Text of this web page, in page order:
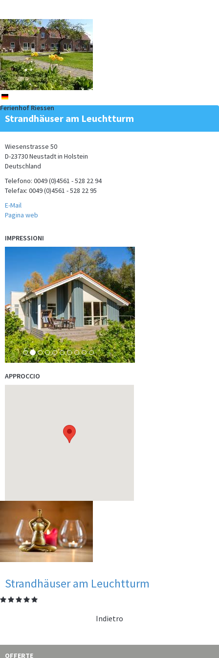
An einem der schönsten Strände der holländischer Nordseeküste
liegt Callantsoog.…mehr
Hunde lieben die Strände der Lübecker Bucht! Unsere maritimen
In der Nähe unseres Ferien am Meer-Partners, dem allseits
Ferien am Meer anders erleben. Eine der seltenen
Schiffsüberführungen sollten…mehr
So malte der berühmte Pieter Mondriaan die Mühle von Domburg.
Verbringen Sie…
mehr
de
Ferienhof Riessen
Strandhäuser am Leuchtturm
Wiesenstrasse 50
D-23730 Neustadt in Holstein
Deutschland
Telefono: 0049 (0)4561 - 528 22 94
Telefax: 0049 (0)4561 - 528 22 95
E-Mail
Pagina web
IMPRESSIONI
APPROCCIO
Strandhäuser am Leuchtturm
Indietro
OFFERTE